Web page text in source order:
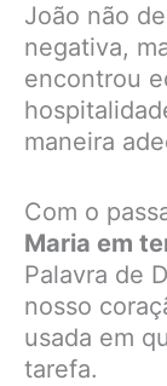
João não
negativa,
encontrou
maneira
Com o
Maria em
Palavra de
nosso
usada em
tarefa.